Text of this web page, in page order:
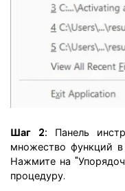
Шаг 2: Панель
множество функций
Нажмите на
процедуру.